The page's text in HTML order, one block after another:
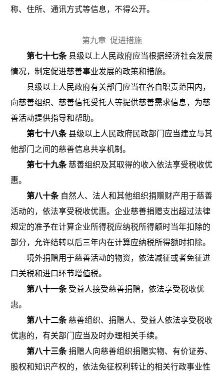
称、住所、通讯方式等信息，不得公开。
第九章 促进措施
第七十七条县级以上人民政府应当根据经济社会发展
情况，制定促进慈善事业发展的政策和措施。
县级以上人民政府有关部门应当在各自职责范围内，
向慈善组织、慈善信托受托人等提供慈善需求信息，为慈
善活动提供指导和帮助。
第七十八条 县级以上人民政府民政部门应当建立与其
他部门之间的慈善信息共享机制。
第七十九条 慈善组织及其取得的收入依法享受税收优
惠。
第八十条 自然人、法人和其他组织捐赠财产用于慈善
活动的，依法享受税收优惠。企业慈善捐赠支出超过法律
规定的准予在计算企业所得税应纳税所得额时当年扣除的
部分，允许结转以后三年内在计算应纳税所得额时扣除。
境外捐赠用于慈善活动的物资，依法减征或者免征进
口关税和进口环节增值税。
第八十一条 受益人接受慈善捐赠，依法享受税收优
惠。
第八十二条 慈善组织、捐赠人、受益人依法享受税收
优惠的，有关部门应当及时办理相关手续。
第八十三条捐赠人向慈善组织捐赠实物、有价证券、
股权和知识产权的，依法免征权利转让的相关行政事业性